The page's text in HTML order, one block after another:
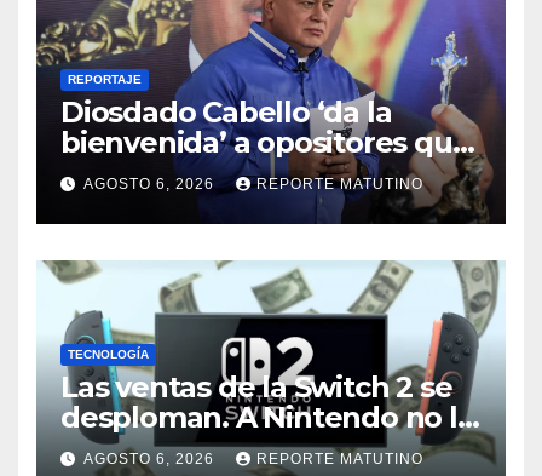
REPORTAJE
Diosdado Cabello ‘da la
bienvenida’ a opositores que
llegaron al país para diálogo
con el gobierno
AGOSTO 6, 2026 REPORTE MATUTINO
TECNOLOGÍA
Las ventas de la Switch 2 se
desploman. A Nintendo no le
preocupa (y por una buena
AGOSTO 6, 2026 REPORTE MATUTINO